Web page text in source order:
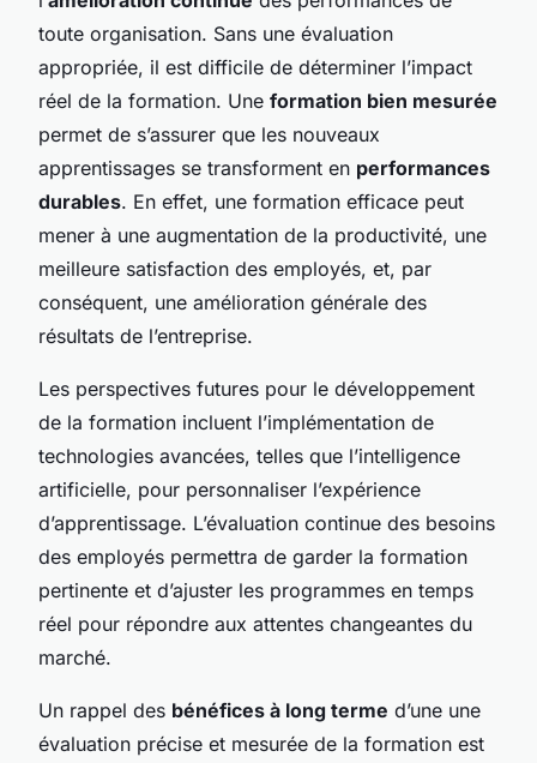
toute organisation. Sans une évaluation
appropriée, il est difficile de déterminer l’impact
réel de la formation. Une formation bien mesurée
permet de s’assurer que les nouveaux
apprentissages se transforment en performances
durables. En effet, une formation efficace peut
mener à une augmentation de la productivité, une
meilleure satisfaction des employés, et, par
conséquent, une amélioration générale des
résultats de l’entreprise.
Les perspectives futures pour le développement
de la formation incluent l’implémentation de
technologies avancées, telles que l’intelligence
artificielle, pour personnaliser l’expérience
d’apprentissage. L’évaluation continue des besoins
des employés permettra de garder la formation
pertinente et d’ajuster les programmes en temps
réel pour répondre aux attentes changeantes du
marché.
Un rappel des bénéfices à long terme d’une une
évaluation précise et mesurée de la formation est